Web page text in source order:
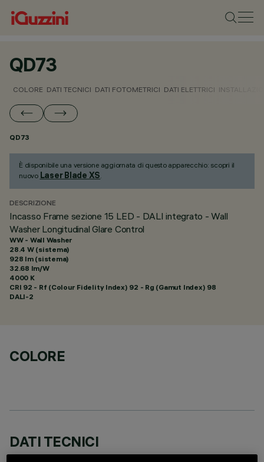
QD73
COLORE DATI TECNICI DATI FOTOMETRICI DATI ELETTRICI
QD73
È disponibile una versione aggiornata di questo apparecchio: scopri il
nuovo Laser Blade XS.
DESCRIZIONE
Incasso Frame sezione 15 LED - DALI integrato - Wall
Washer Longitudinal Glare Control
WW - Wall Washer
28.4 W (sistema)
928 lm (sistema)
32.68 lm/W
4000 K
CRI 92 - Rf (Colour Fidelity Index) 92 - Rg (Gamut Index) 98
DALI-2
COLORE
DATI TECNICI